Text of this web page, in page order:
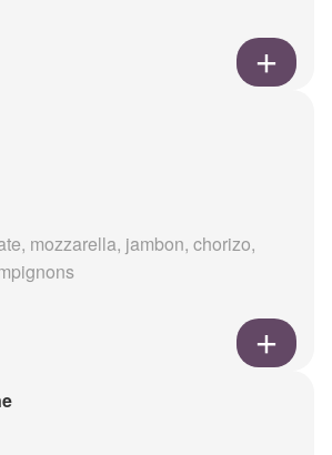
mozzarella, jambon, chorizo,